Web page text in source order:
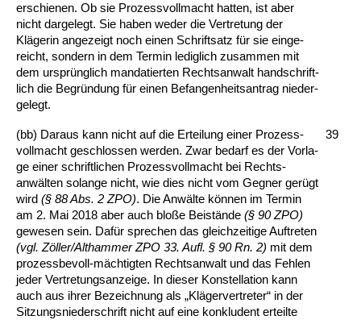
er­schie­nen. Ob sie Pro­zess­voll­macht hat­ten, ist aber
nicht dar­ge­legt. Sie ha­ben we­der die Ver­tre­tung der
Kläge­rin an­ge­zeigt noch ei­nen Schrift­satz für sie ein­ge­
reicht, son­dern in dem Ter­min le­dig­lich zu­sam­men mit
dem ursprüng­lich man­da­tier­ten Rechts­an­walt hand­schrift­
lich die Be­gründung für ei­nen Be­fan­gen­heits­an­trag nie­der­
ge­legt.
(bb) Dar­aus kann nicht auf die Er­tei­lung ei­ner Pro­zess­
voll­macht ge­sch­los­sen wer­den. Zwar be­darf es der Vor­la­
ge ei­ner schrift­li­chen Pro­zess­voll­macht bei Rechts­
anwälten so­lan­ge nicht, wie dies nicht vom Geg­ner gerügt
wird (§ 88 Abs. 2 ZPO). Die Anwälte können im Ter­min
am 2. Mai 2018 aber auch bloße Beistände (§ 90 ZPO)
ge­we­sen sein. Dafür spre­chen das gleich­zei­ti­ge Auft­re­ten
(vgl. Zöller/Alt­ham­mer ZPO 33. Aufl. § 90 Rn. 2) mit dem
pro­zess­be­voll-mäch­tig­ten Rechts­an­walt und das Feh­len
je­der Ver­tre­tungs­an­zei­ge. In die­ser Kon­stel­la­ti­on kann
auch aus ih­rer Be­zeich­nung als „Kläger­ver­tre­ter“ in der
Sit­zungs­nie­der­schrift nicht auf ei­ne kon­klu­dent er­teil­te
39